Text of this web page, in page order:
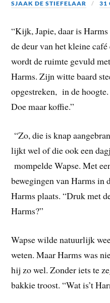
SJAAK DE STIEFELAAR 31
“Kijk, Japie, daar is
de deur van het kleine
wordt de ruimte gevuld
Harms. Zijn witte baard
opgestreken, in de
Doe maar koffie.”
“Zo, die is knap
lijkt wel of die ook een
mompelde Wapse. Met
bewegingen van Harms in
Harms plaats. “Druk met
Harms?”
Wapse wilde natuurlijk
weten. Maar Harms was
hij zo wel. Zonder iets te
bakkie troost. “Wat is’t